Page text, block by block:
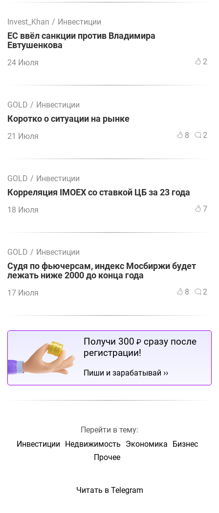
Invest_Khan / Инвестиции
ЕС ввёл санкции против Владимира
Евтушенкова
24 Июля 2
GOLD / Инвестиции
Коротко о ситуации на рынке
21 Июля 8 2
GOLD / Инвестиции
Корреляция IMOEX со ставкой ЦБ за 23 года
18 Июля 7
GOLD / Инвестиции
Судя по фьючерсам, индекс Мосбиржи будет
лежать ниже 2000 до конца года
17 Июля 8 2
Получи 300 ₽ сразу после
регистрации!
Пиши и зарабатывай ››
Перейти в тему:
Инвестиции
Недвижимость Экономика
Бизнес
Прочее
Читать в Telegram